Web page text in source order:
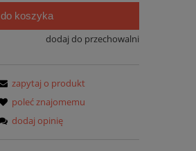
do koszyka
dodaj do przechowalni
zapytaj o produkt
poleć znajomemu
dodaj opinię